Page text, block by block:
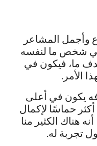
وأجمل المشاعر
شخص ما لنفسه
ما، فيكون في
الأمر.
يكون في أعلى
حماسًا لإكمال
هناك الكثير منا
تجربة له.